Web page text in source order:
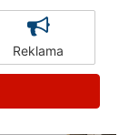
Reklama